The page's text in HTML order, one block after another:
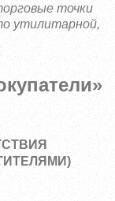
точки
утилитарной,